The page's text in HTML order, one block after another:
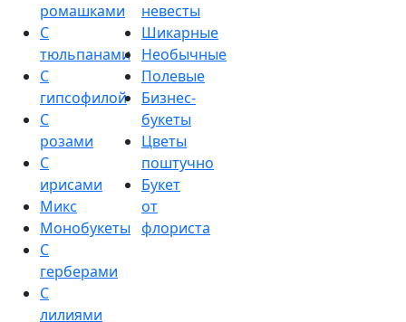
ромашками
С
тюльпанами
С
гипсофилой
С
розами
С
ирисами
Микс
Монобукеты
С
герберами
С
лилиями
невесты
Шикарные
Необычные
Полевые
Бизнес-
букеты
Цветы
поштучно
Букет
от
флориста